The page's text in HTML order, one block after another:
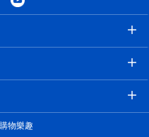
物樂趣